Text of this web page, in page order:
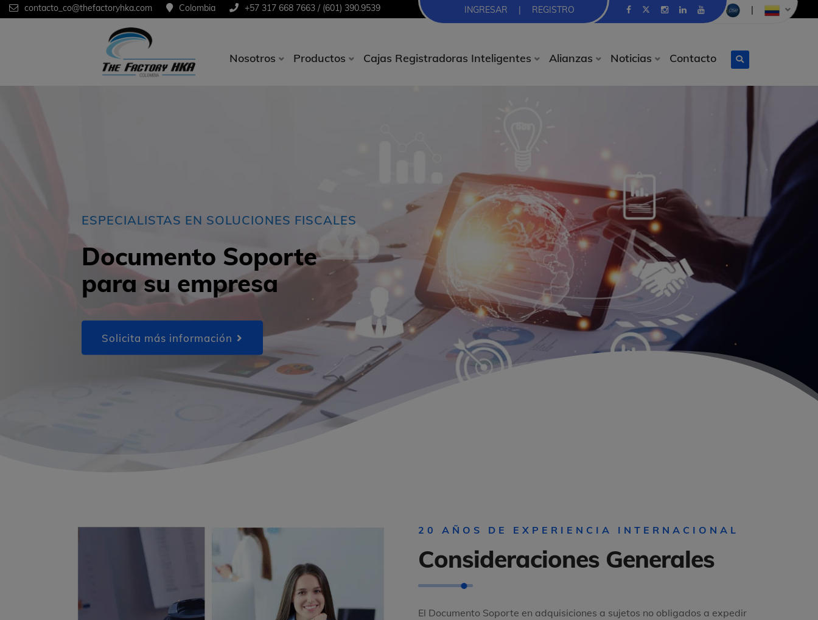
contacto_co@thefactoryhka.com Colombia +57 317 668 7663 / (601) 390.9539 INGRESAR | REGISTRO |
Nosotros Productos Cajas Registradoras Inteligentes Alianzas Noticias Contacto
ESPECIALISTAS EN SOLUCIONES FISCALES
Documento Soporte
para su empresa
Solicita más información
20 AÑOS DE EXPERIENCIA INTERNACIONAL
Consideraciones Generales
El Documento Soporte en adquisiciones a sujetos no obligados a expedir